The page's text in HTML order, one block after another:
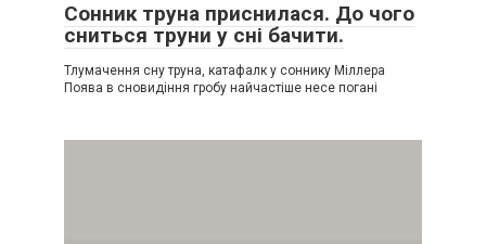
Сонник труна приснилася. До чого
сниться труни у сні бачити.
Тлумачення сну труна, катафалк у соннику Міллера
Поява в сновидіння гробу найчастіше несе погані